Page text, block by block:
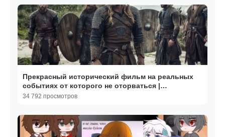
Прекрасный исторический фильм на реальных
событиях от которого не оторваться |
Исторический | Фильм
34 792 просмотров